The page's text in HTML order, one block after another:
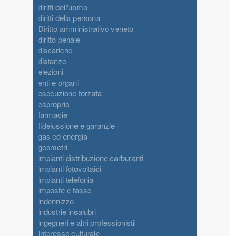
diritti dell'uomo
diritti della persona
Diritto amministrativo veneto
diritto penale
discariche
distanze
elezioni
enti e organi
esecuzione forzata
esproprio
farmacie
fideiussione e garanzie
gas ed energia
geometri
impianti distribuzione carburanti
impianti fotovoltaici
impianti telefonia
imposte e tasse
indennizzo
industrie insalubri
ingegneri e altri professionisti
Interesse culturale